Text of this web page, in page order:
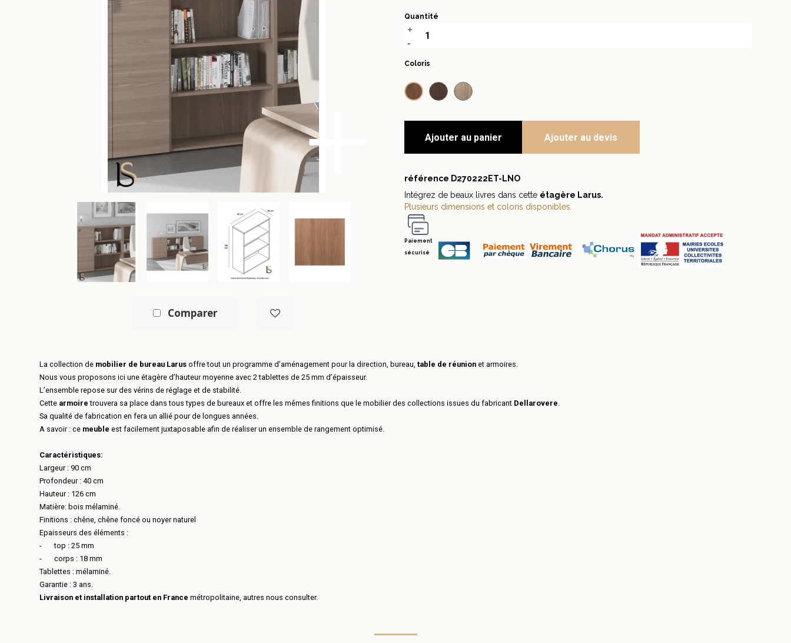
+
Comparer
Coloris
Noyer Chêne foncé
Chêne
Quantité
Ajouter au panier Ajouter au devis
référence D270222ET-LNO
Intégrez de beaux livres dans cette étagère Larus.
Plusieurs dimensions et coloris disponibles.
Paiement
sécurisé
La collection de mobilier de bureau Larus offre tout un programme d’aménagement pour la direction, bureau, table de réunion et armoires.
Nous vous proposons ici une étagère d’hauteur moyenne avec 2 tablettes de 25 mm d’épaisseur.
L’ensemble repose sur des vérins de réglage et de stabilité.
Cette armoire trouvera sa place dans tous types de bureaux et offre les mêmes finitions que le mobilier des collections issues du fabricant Dellarovere
Sa qualité de fabrication en fera un allié pour de longues années.
A savoir : ce meuble est facilement juxtaposable afin de réaliser un ensemble de rangement optimisé.
Caractéristiques:
Largeur : 90 cm
Profondeur : 40 cm
Hauteur : 126 cm
Matière: bois mélaminé.
Finitions : chêne, chêne foncé ou noyer naturel
Epaisseurs des éléments :
-
top : 25 mm
-
corps : 18 mm
Tablettes : mélaminé.
Garantie : 3 ans.
Livraison et installation partout en France métropolitaine, autres nous consulter.